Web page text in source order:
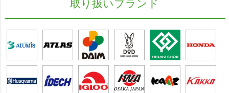
取り扱いブランド